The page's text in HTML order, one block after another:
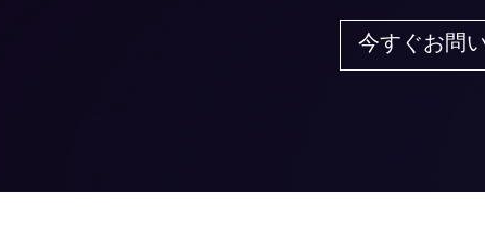
今すぐお問